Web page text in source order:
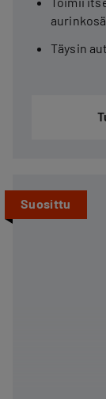
Täysin
Suosittu